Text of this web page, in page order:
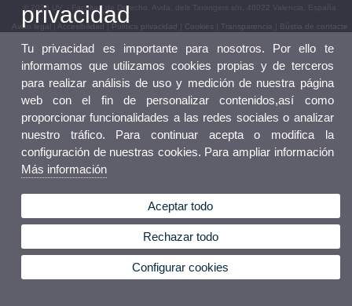
© 2026 UV. - Facultad de Derecho. Avda. dels Tarongers s/n, 46022 Valencia. España
Aviso legal Accesibilidad Política privacidad Cookies Transparencia Bústia de contacte
privacidad
Tu privacidad es importante para nosotros. Por ello te
informamos que utilizamos cookies propias y de terceros
para realizar análisis de uso y medición de nuestra página
web con el fin de personalizar contenidos,así como
proporcionar funcionalidades a las redes sociales o analizar
nuestro tráfico. Para continuar acepta o modifica la
configuración de nuestras cookies. Para ampliar información
Más información
Aceptar todo
Rechazar todo
Configurar cookies